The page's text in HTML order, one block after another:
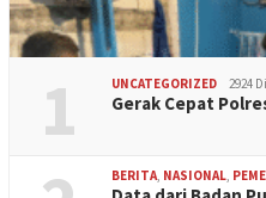
1 UNCATEGORIZED 2924
Gerak Cepat
BERITA, NASIONAL,